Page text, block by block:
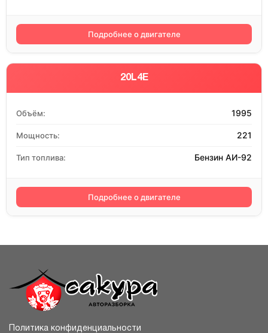
Подробнее о двигателе
20L4E
Объём: 1995
Мощность: 221
Тип топлива: Бензин АИ-92
Подробнее о двигателе
Политика конфиденциальности